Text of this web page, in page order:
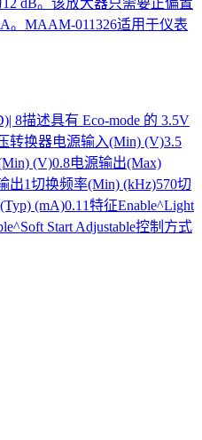
dB。该放大器只需要正偏置
。MAAM-011326适用于仪表
8描述具有 Eco-mode 的 3.5V
转换器电源输入(Min) (V)3.5
(V)0.8电源输出(Max)
出1切换频率(Min) (kHz)570切
(mA)0.11特征Enable^Light
Start Adjustable控制方式